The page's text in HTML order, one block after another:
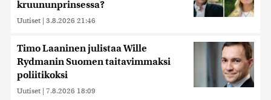
kruununprinsessa?
Uutiset | 3.8.2026 21:46
Timo Laaninen julistaa Wille
Rydmanin Suomen taitavimmaksi
poliitikoksi
Uutiset | 7.8.2026 18:09